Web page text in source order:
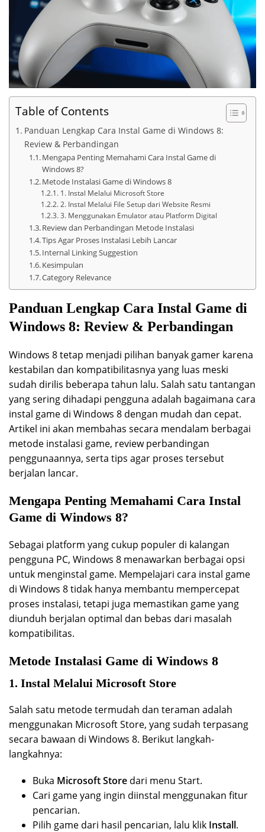
Table of Contents
Panduan Lengkap Cara Instal Game di Windows 8:
Review & Perbandingan
Mengapa Penting Memahami Cara Instal Game di
Windows 8?
Metode Instalasi Game di Windows 8
1. Instal Melalui Microsoft Store
2. Instal Melalui File Setup dari Website Resmi
3. Menggunakan Emulator atau Platform Digital
Review dan Perbandingan Metode Instalasi
Tips Agar Proses Instalasi Lebih Lancar
Internal Linking Suggestion
Kesimpulan
Category Relevance
Panduan Lengkap Cara Instal Game di
Windows 8: Review & Perbandingan
Windows 8 tetap menjadi pilihan banyak gamer karena
kestabilan dan kompatibilitasnya yang luas meski
sudah dirilis beberapa tahun lalu. Salah satu tantangan
yang sering dihadapi pengguna adalah bagaimana cara
instal game di Windows 8 dengan mudah dan cepat.
Artikel ini akan membahas secara mendalam berbagai
metode instalasi game, review perbandingan
penggunaannya, serta tips agar proses tersebut
berjalan lancar.
Mengapa Penting Memahami Cara Instal
Game di Windows 8?
Sebagai platform yang cukup populer di kalangan
pengguna PC, Windows 8 menawarkan berbagai opsi
untuk menginstal game. Mempelajari cara instal game
di Windows 8 tidak hanya membantu mempercepat
proses instalasi, tetapi juga memastikan game yang
diunduh berjalan optimal dan bebas dari masalah
kompatibilitas.
Metode Instalasi Game di Windows 8
1. Instal Melalui Microsoft Store
Salah satu metode termudah dan teraman adalah
menggunakan Microsoft Store, yang sudah terpasang
secara bawaan di Windows 8. Berikut langkah-
langkahnya:
Buka Microsoft Store dari menu Start.
Cari game yang ingin diinstal menggunakan fitur
pencarian.
Pilih game dari hasil pencarian, lalu klik Install.